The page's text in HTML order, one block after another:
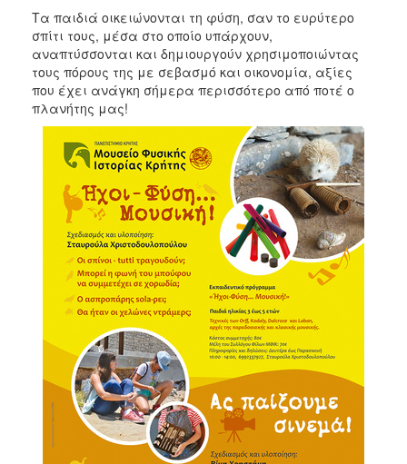
Τα παιδιά οικειώνονται τη φύση, σαν το ευρύτερο
σπίτι τους, μέσα στο οποίο υπάρχουν,
αναπτύσσονται και δημιουργούν χρησιμοποιώντας
τους πόρους της με σεβασμό και οικονομία, αξίες
που έχει ανάγκη σήμερα περισσότερο από ποτέ ο
πλανήτης μας!